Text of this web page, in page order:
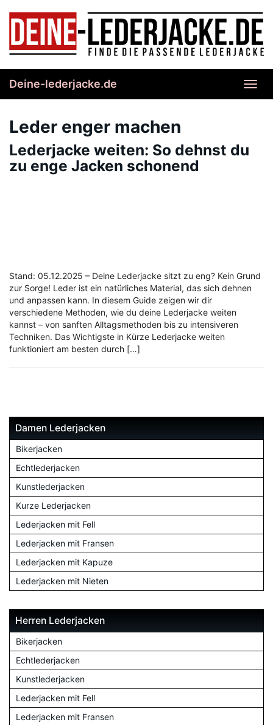
content
Deine-lederjacke.de
Leder enger machen
Lederjacke weiten: So dehnst du
zu enge Jacken schonend
Stand: 05.12.2025 – Deine Lederjacke sitzt zu eng? Kein Grund
zur Sorge! Leder ist ein natürliches Material, das sich dehnen
und anpassen kann. In diesem Guide zeigen wir dir
verschiedene Methoden, wie du deine Lederjacke weiten
kannst – von sanften Alltagsmethoden bis zu intensiveren
Techniken. Das Wichtigste in Kürze Lederjacke weiten
funktioniert am besten durch […]
Damen Lederjacken
Bikerjacken
Echtlederjacken
Kunstlederjacken
Kurze Lederjacken
Lederjacken mit Fell
Lederjacken mit Fransen
Lederjacken mit Kapuze
Lederjacken mit Nieten
Herren Lederjacken
Bikerjacken
Echtlederjacken
Kunstlederjacken
Lederjacken mit Fell
Lederjacken mit Fransen